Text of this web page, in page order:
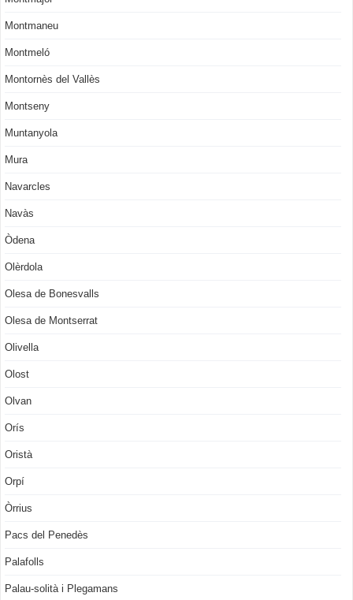
Montmaneu
Montmeló
Montornès del Vallès
Montseny
Muntanyola
Mura
Navarcles
Navàs
Òdena
Olèrdola
Olesa de Bonesvalls
Olesa de Montserrat
Olivella
Olost
Olvan
Orís
Oristà
Orpí
Òrrius
Pacs del Penedès
Palafolls
Palau-solità i Plegamans